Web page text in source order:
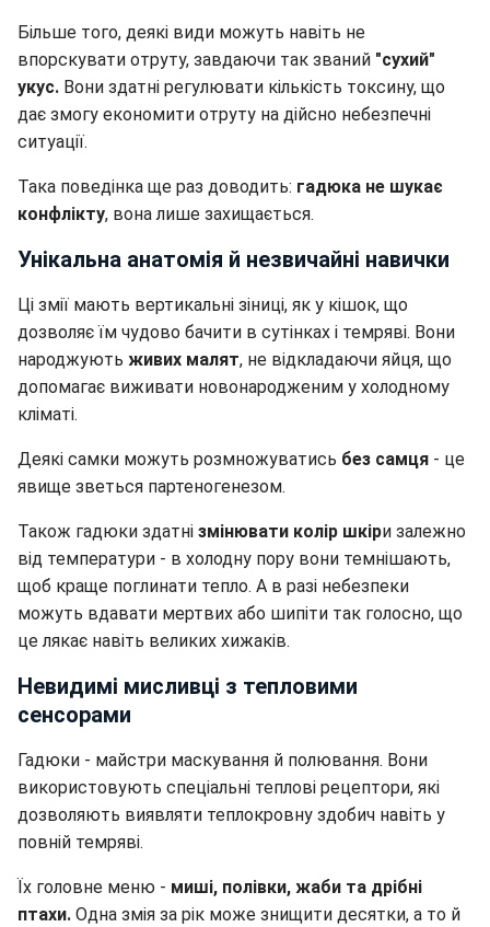
Більше того, деякі види можуть навіть не
впорскувати отруту, завдаючи так званий "сухий"
укус. Вони здатні регулювати кількість токсину, що
дає змогу економити отруту на дійсно небезпечні
ситуації.
Така поведінка ще раз доводить: гадюка не шукає
конфлікту, вона лише захищається.
Унікальна анатомія й незвичайні навички
Ці змії мають вертикальні зіниці, як у кішок, що
дозволяє їм чудово бачити в сутінках і темряві. Вони
народжують живих малят, не відкладаючи яйця, що
допомагає виживати новонародженим у холодному
кліматі.
Деякі самки можуть розмножуватись без самця - це
явище зветься партеногенезом.
Також гадюки здатні змінювати колір шкіри залежно
від температури - в холодну пору вони темнішають,
щоб краще поглинати тепло. А в разі небезпеки
можуть вдавати мертвих або шипіти так голосно, що
це лякає навіть великих хижаків.
Невидимі мисливці з тепловими
сенсорами
Гадюки - майстри маскування й полювання. Вони
використовують спеціальні теплові рецептори, які
дозволяють виявляти теплокровну здобич навіть у
повній темряві.
Їх головне меню - миші, полівки, жаби та дрібні
птахи. Одна змія за рік може знищити десятки, а то й